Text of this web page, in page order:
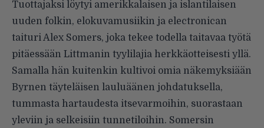
Tuottajaksi löytyi amerikkalaisen ja islantilaisen
uuden folkin, elokuvamusiikin ja electronican
taituri Alex Somers, joka tekee todella taitavaa työtä
pitäessään Littmanin tyylilajia herkkäotteisesti yllä.
Samalla hän kuitenkin kultivoi omia näkemyksiään
Byrnen täyteläisen lauluäänen johdatuksella,
tummasta hartaudesta itsevarmoihin, suorastaan
yleviin ja selkeisiin tunnetiloihin. Somersin